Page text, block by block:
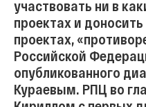
участвовать ни в
проектах и доносить
проектах,
Российской
опубликованного
Кураевым. РПЦ во